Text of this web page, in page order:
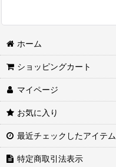
ホーム
ショッピングカート
マイページ
お気に入り
最近チェックしたアイテム
特定商取引法表示